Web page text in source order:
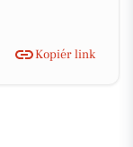
Kopiér link